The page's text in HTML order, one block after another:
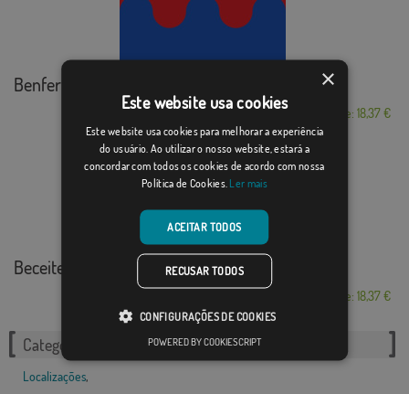
Benferri
Desde: 18,37 €
Beceite
Desde: 18,37 €
Categorias relacionadas:
Localizações,
×
Este website usa cookies
Este website usa cookies para melhorar a experiência
do usuário. Ao utilizar o nosso website, estará a
concordar com todos os cookies de acordo com nossa
Política de Cookies. Ler mais
ACEITAR TODOS
RECUSAR TODOS
CONFIGURAÇÕES DE COOKIES
POWERED BY COOKIESCRIPT